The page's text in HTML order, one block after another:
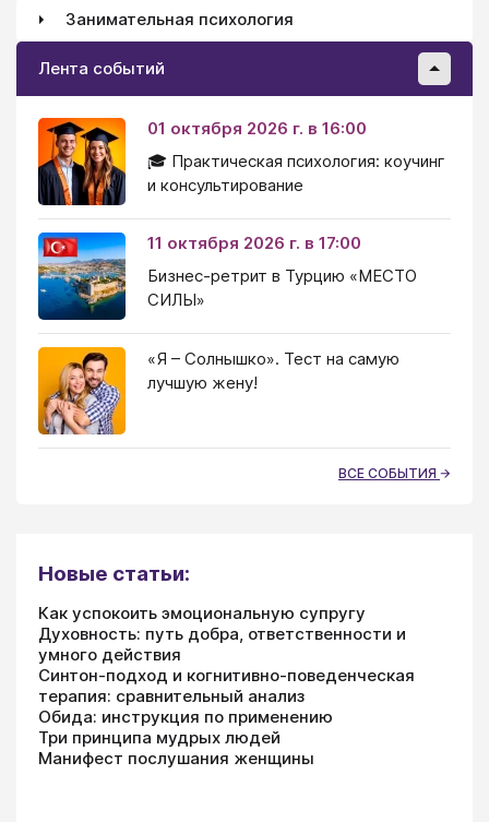
Занимательная психология
Лента событий
01 октября 2026 г. в 16:00
🎓 Практическая психология: коучинг
и консультирование
11 октября 2026 г. в 17:00
Бизнес-ретрит в Турцию «МЕСТО
СИЛЫ»
«Я – Солнышко». Тест на самую
лучшую жену!
ВСЕ СОБЫТИЯ
Новые статьи:
Как успокоить эмоциональную супругу
Духовность: путь добра, ответственности и
умного действия
Синтон-подход и когнитивно-поведенческая
терапия: сравнительный анализ
Обида: инструкция по применению
Три принципа мудрых людей
Манифест послушания женщины